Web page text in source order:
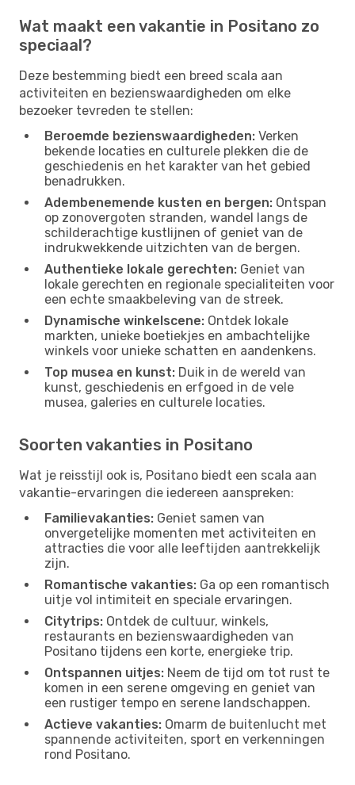
Wat maakt een vakantie in Positano zo
speciaal?
Deze bestemming biedt een breed scala aan
activiteiten en bezienswaardigheden om elke
bezoeker tevreden te stellen:
Beroemde bezienswaardigheden: Verken
bekende locaties en culturele plekken die de
geschiedenis en het karakter van het gebied
benadrukken.
Adembenemende kusten en bergen: Ontspan
op zonovergoten stranden, wandel langs de
schilderachtige kustlijnen of geniet van de
indrukwekkende uitzichten van de bergen.
Authentieke lokale gerechten: Geniet van
lokale gerechten en regionale specialiteiten voor
een echte smaakbeleving van de streek.
Dynamische winkelscene: Ontdek lokale
markten, unieke boetiekjes en ambachtelijke
winkels voor unieke schatten en aandenkens.
Top musea en kunst: Duik in de wereld van
kunst, geschiedenis en erfgoed in de vele
musea, galeries en culturele locaties.
Soorten vakanties in Positano
Wat je reisstijl ook is, Positano biedt een scala aan
vakantie-ervaringen die iedereen aanspreken:
Familievakanties: Geniet samen van
onvergetelijke momenten met activiteiten en
attracties die voor alle leeftijden aantrekkelijk
zijn.
Romantische vakanties: Ga op een romantisch
uitje vol intimiteit en speciale ervaringen.
Citytrips: Ontdek de cultuur, winkels,
restaurants en bezienswaardigheden van
Positano tijdens een korte, energieke trip.
Ontspannen uitjes: Neem de tijd om tot rust te
komen in een serene omgeving en geniet van
een rustiger tempo en serene landschappen.
Actieve vakanties: Omarm de buitenlucht met
spannende activiteiten, sport en verkenningen
rond Positano.